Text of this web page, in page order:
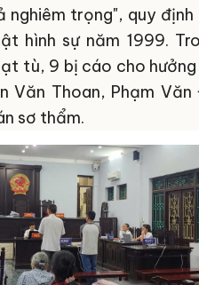
nghiêm trọng", quy
hình sự năm 1999.
tù, 9 bị cáo cho hưởng
Văn Thoan, Phạm Văn
sơ thẩm.